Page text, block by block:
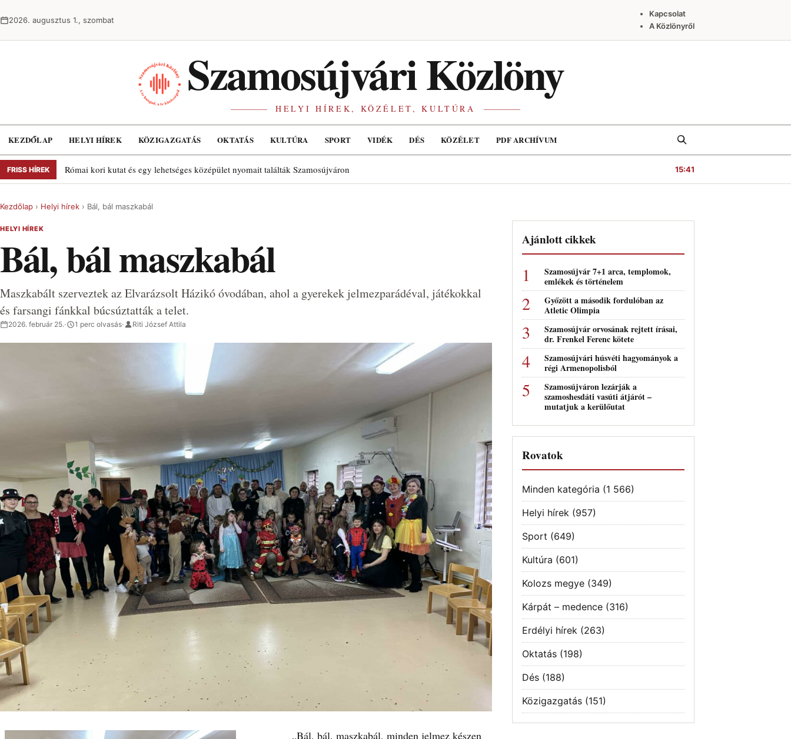
2026. augusztus 1., szombat
Kapcsolat
A Közlönyről
Szamosújvári Közlöny
HELYI HÍREK, KÖZÉLET, KULTÚRA
KEZDŐLAP HELYI HÍREK KÖZIGAZGATÁS OKTATÁS KULTÚRA SPORT VIDÉK DÉS KÖZÉLET PDF ARCHÍVUM Keresés
FRISS HÍREK Római kori kutat és egy lehetséges középület nyomait találták Szamosújváron 15:41
Kezdőlap › Helyi hírek › Bál, bál maszkabál
HELYI HÍREK
Bál, bál maszkabál
Maszkabált szerveztek az Elvarázsolt Házikó óvodában, ahol a gyerekek jelmezparádéval, játékokkal
és farsangi fánkkal búcsúztatták a telet.
2026. február 25.· 1 perc olvasás· Riti József Attila
„Bál, bál, maszkabál, minden jelmez készen
Ajánlott cikkek
Szamosújvár 7+1 arca, templomok,
emlékek és történelem
Győzött a második fordulóban az
Atletic Olimpia
Szamosújvár orvosának rejtett írásai,
dr. Frenkel Ferenc kötete
Szamosújvári húsvéti hagyományok a
régi Armenopolisból
Szamosújváron lezárják a
szamoshesdáti vasúti átjárót –
mutatjuk a kerülőutat
Rovatok
Minden kategória (1 566)
Helyi hírek (957)
Sport (649)
Kultúra (601)
Kolozs megye (349)
Kárpát – medence (316)
Erdélyi hírek (263)
Oktatás (198)
Dés (188)
Közigazgatás (151)